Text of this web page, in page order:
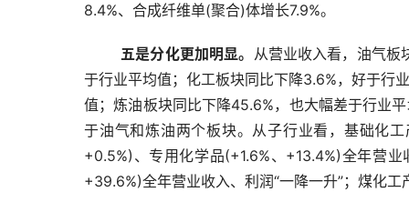
8.4%、合成纤维单(聚合)体增长7.9%。
五是分化更加明显。 从营业收入看，油气板
于行业平均值；化工板块同比下降3.6%，好于行
值；炼油板块同比下降45.6%，也大幅差于行业
于油气和炼油两个板块。从子行业看，基础化
+0.5%)、专用化学品(+1.6%、+13.4%)全年营
+39.6%)全年营业收入、利润“一降一升”；煤化